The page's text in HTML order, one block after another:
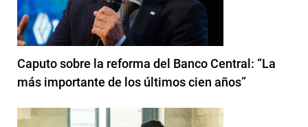
Caputo sobre la reforma del Banco Central: “La
más importante de los últimos cien años”